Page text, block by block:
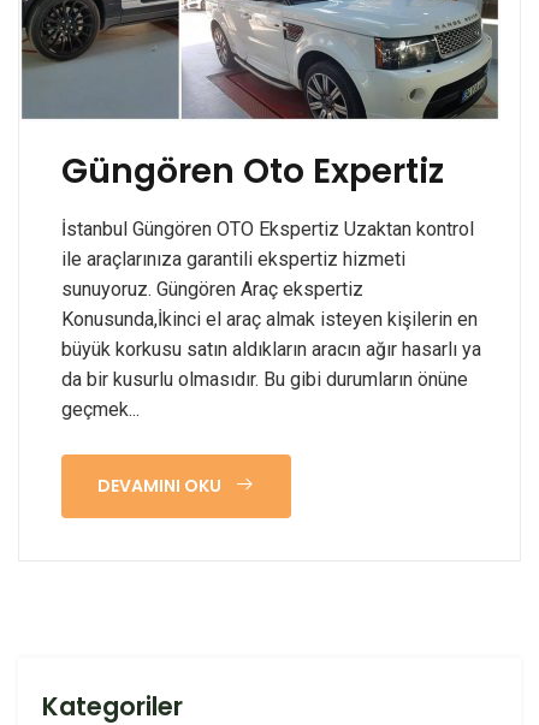
Güngören Oto Expertiz
İstanbul Güngören OTO Ekspertiz Uzaktan kontrol
ile araçlarınıza garantili ekspertiz hizmeti
sunuyoruz. Güngören Araç ekspertiz
Konusunda,İkinci el araç almak isteyen kişilerin en
büyük korkusu satın aldıkların aracın ağır hasarlı ya
da bir kusurlu olmasıdır. Bu gibi durumların önüne
geçmek...
DEVAMINI OKU
Kategoriler